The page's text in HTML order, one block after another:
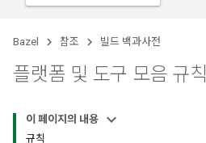
Bazel 참조 빌드 백과사전
플랫폼 및 도구 모음 규칙
이 페이지의 내용
규칙